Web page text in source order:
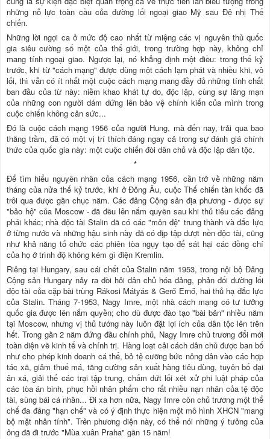
những nỗ lực toàn cầu của đường lối ngoại giao Mỹ sau Đệ nhị Thế
chiến.
Những lời ngợi ca ở mức độ cao nhất từ miệng các vị nguyên thủ quốc
gia siêu cường số một của thế giới, trong trường hợp này, không chỉ
mang tính ngoại giao. Ngược lại, nó khẳng định một điều: trong thế kỷ
trước, khi từ "cách mạng" được dùng một cách lạm phát và nhiều khi, vô
lối, thì vẫn có ít nhất một cuộc cách mạng mang đầy đủ những tính chất
ban đầu của từ này: niềm khao khát tự do, độc lập, cùng sự lãng mạn
của những con người dám dứng lên bảo vệ chính kiến của mình trong
cuộc chiến không cân sức...
Đó là cuộc cách mạng 1956 của người Hung, mà đến nay, trải qua bao
thăng trầm, đã có một vị trí thích đáng ngay cả trong sự đánh giá chính
thức của quốc gia này: một cuộc chiến đòi dân chủ và độc lập dân tộc.
*
Để tìm hiểu nguyên nhân của cách mạng 1956, cần trở về những năm
tháng của nửa thế kỷ trước, khi ở Đông Âu, cuộc Thế chiến tàn khốc đã
trôi qua được gần chục năm. Các đảng Cộng sản địa phương - được sự
"bảo hộ" của Moscow - đã đều lên nắm quyền sau khi thủ tiêu các đảng
phái khác; nhà độc tài Stalin đã có các "môn đệ" trung thành và đắc lực
ở từng nước và những hậu sinh này đã có dịp tập dượt nền độc tài, cũng
như khả năng tổ chức các phiên tòa ngụy tạo để sát hại các đồng chí
của họ ở trình độ không kém gì điện Kremlin.
Riêng tại Hungary, sau cái chết của Stalin năm 1953, trong nội bộ Đảng
Cộng sản Hungary nảy ra đòi hỏi dân chủ hóa đảng, phản đối đường lối
độc tài của cặp bài trùng Rákosi Mátyás & Gerő Ernő, hai thủ hạ đắc lực
của Stalin. Tháng 7-1953, Nagy Imre, một nhà cách mạng có tư tưởng
quốc gia được lên nắm quyền; cho dù được đào tạo "bài bản" nhiều năm
tại Moscow, nhưng vị thủ tướng này luôn đặt lợi ích của dân tộc lên trên
hết. Trong gần 2 năm đứng đầu chính phủ, Nagy Imre chủ trương đổi mới
toàn diện về kinh tế và chính trị. Hàng loạt cải cách dân chủ được ban bố
như cho phép kinh doanh cá thể, bỏ tệ cưỡng bức nông dân vào các hợp
tác xã, giảm thuế má, tăng cường sản xuất hàng tiêu dùng, tuyên bố đại
ân xá, giải thể các trại tập trung, chấm dứt lối xét xử phi luật pháp của
các tòa án binh, phục hồi nhân phẩm cho rất nhiều nạn nhân của tệ độc
tài, sùng bái cá nhân... Đi xa hơn nữa, Nagy Imre còn chủ trương một thể
chế đa đảng "hạn chế" và có ý định thực hiện một mô hình XHCN "mang
bộ mặt nhân tính". Trên phương diện này, có thể nói những ý tưởng của
ông đã đi trước "Mùa xuân Praha" gần 15 năm!